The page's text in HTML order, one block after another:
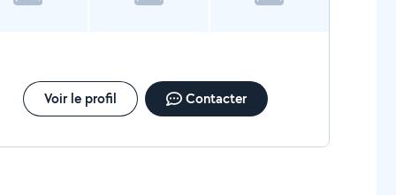
Voir le profil Contacter